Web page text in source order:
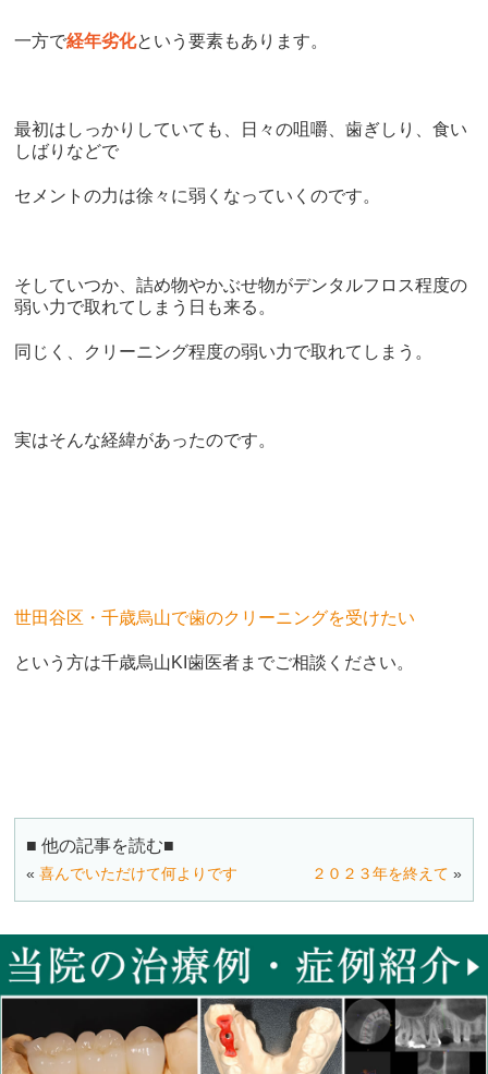
一方で経年劣化という要素もあります。
最初はしっかりしていても、日々の咀嚼、歯ぎしり、食い
しばりなどで
セメントの力は徐々に弱くなっていくのです。
そしていつか、詰め物やかぶせ物がデンタルフロス程度の
弱い力で取れてしまう日も来る。
同じく、クリーニング程度の弱い力で取れてしまう。
実はそんな経緯があったのです。
世田谷区・千歳烏山で歯のクリーニングを受けたい
という方は千歳烏山KI歯医者までご相談ください。
■ 他の記事を読む■
«喜んでいただけて何よりです ２０２３年を終えて »